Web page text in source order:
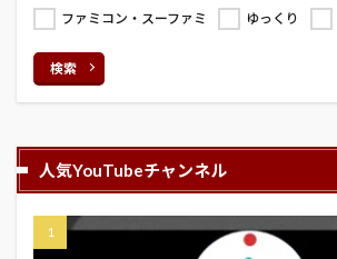
ファミコン・スーファミ
ゆっくり
検索
人気YouTubeチャンネル